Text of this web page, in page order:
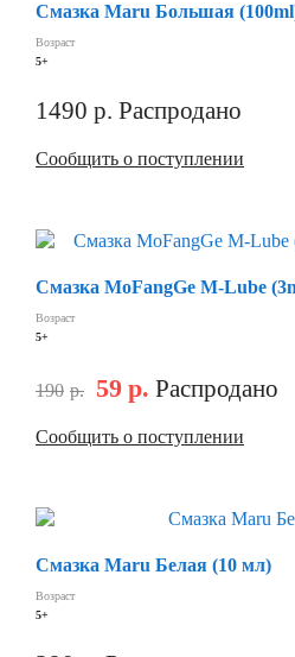
Смазка Maru Большая
Возраст
5+
1490 р. Распродано
Сообщить о поступлении
Смазка MoFangGe M-Lube
Возраст
5+
190 р. 59 р. Распродано
Сообщить о поступлении
Смазка Maru Белая (10 мл)
Возраст
5+